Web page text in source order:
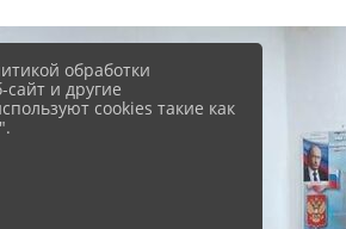
обработки
и другие
cookies такие как